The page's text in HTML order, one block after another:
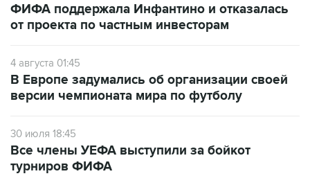
ФИФА поддержала Инфантино и отказалась
от проекта по частным инвесторам
4 августа 01:45
В Европе задумались об организации своей
версии чемпионата мира по футболу
30 июля 18:45
Все члены УЕФА выступили за бойкот
турниров ФИФА